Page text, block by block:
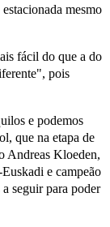
mesmo
fácil do que a do
pois
e podemos
que na etapa de
Andreas Kloeden,
e campeão
seguir para poder